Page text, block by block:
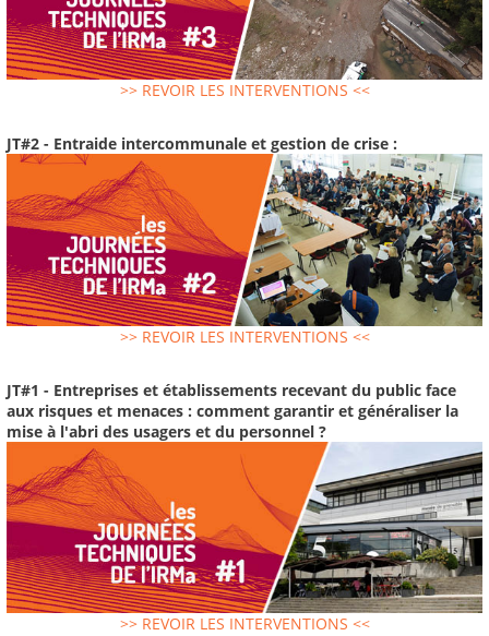
>> REVOIR LES INTERVENTIONS <<
JT#2 - Entraide intercommunale et gestion de crise :
>> REVOIR LES INTERVENTIONS <<
JT#1 - Entreprises et établissements recevant du public face
aux risques et menaces : comment garantir et généraliser la
mise à l'abri des usagers et du personnel ?
>> REVOIR LES INTERVENTIONS <<